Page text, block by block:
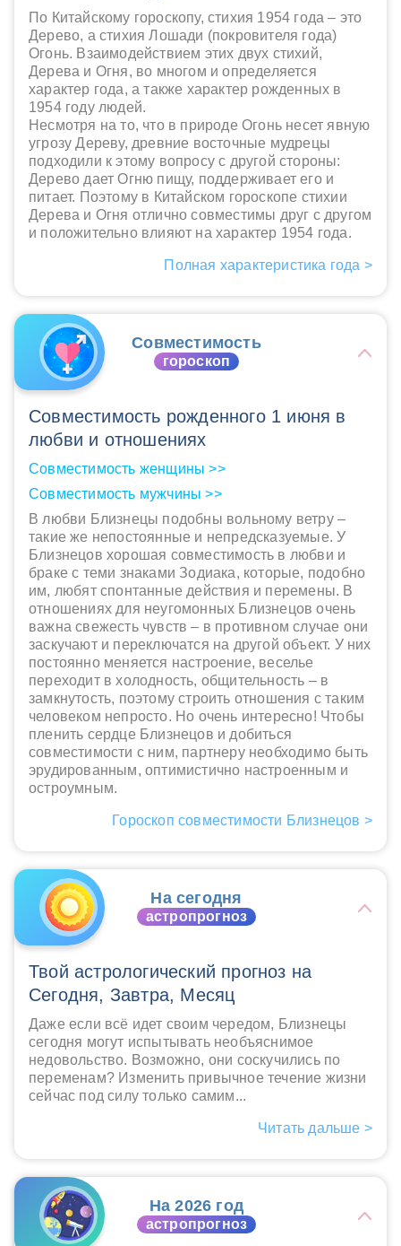
По Китайскому гороскопу, стихия 1954 года – это
Дерево, а стихия Лошади (покровителя года)
Огонь. Взаимодействием этих двух стихий,
Дерева и Огня, во многом и определяется
характер года, а также характер рожденных в
1954 году людей.
Несмотря на то, что в природе Огонь несет явную
угрозу Дереву, древние восточные мудрецы
подходили к этому вопросу с другой стороны:
Дерево дает Огню пищу, поддерживает его и
питает. Поэтому в Китайском гороскопе стихии
Дерева и Огня отлично совместимы друг с другом
и положительно влияют на характер 1954 года.
Полная характеристика года >
Совместимость
гороскоп
Совместимость рожденного 1 июня в
любви и отношениях
Совместимость женщины >>
Совместимость мужчины >>
В любви Близнецы подобны вольному ветру –
такие же непостоянные и непредсказуемые. У
Близнецов хорошая совместимость в любви и
браке с теми знаками Зодиака, которые, подобно
им, любят спонтанные действия и перемены. В
отношениях для неугомонных Близнецов очень
важна свежесть чувств – в противном случае они
заскучают и переключатся на другой объект. У них
постоянно меняется настроение, веселье
переходит в холодность, общительность – в
замкнутость, поэтому строить отношения с таким
человеком непросто. Но очень интересно! Чтобы
пленить сердце Близнецов и добиться
совместимости с ним, партнеру необходимо быть
эрудированным, оптимистично настроенным и
остроумным.
Гороскоп совместимости Близнецов >
На сегодня
астропрогноз
Твой астрологический прогноз на
Сегодня, Завтра, Месяц
Даже если всё идет своим чередом, Близнецы
сегодня могут испытывать необъяснимое
недовольство. Возможно, они соскучились по
переменам? Изменить привычное течение жизни
сейчас под силу только самим...
Читать дальше >
На 2026 год
астропрогноз